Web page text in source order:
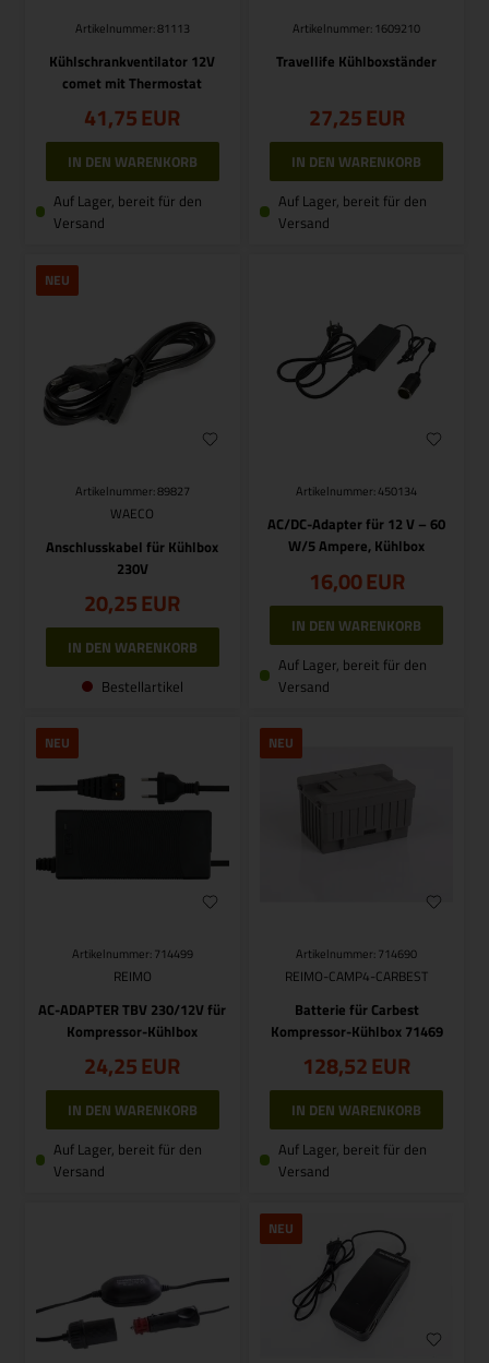
Artikelnummer: 81113
Kühlschrankventilator 12V
comet mit Thermostat
41,75EUR
Auf Lager, bereit für den
Versand
Artikelnummer: 1609210
Travellife Kühlboxständer
27,25EUR
Auf Lager, bereit für den
Versand
NEU
Artikelnummer: 89827
WAECO
Anschlusskabel für Kühlbox
230V
20,25EUR
Bestellartikel
Artikelnummer: 450134
AC/DC-Adapter für 12 V – 60
W/5 Ampere, Kühlbox
16,00EUR
Auf Lager, bereit für den
Versand
NEU
Artikelnummer: 714499
REIMO
AC-ADAPTER TBV 230/12V für
Kompressor-Kühlbox
24,25EUR
Auf Lager, bereit für den
Versand
NEU
Artikelnummer: 714690
REIMO-CAMP4-CARBEST
Batterie für Carbest
Kompressor-Kühlbox 71469
128,52EUR
Auf Lager, bereit für den
Versand
NEU